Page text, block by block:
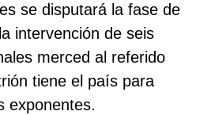
se disputará la fase de
intervención de seis
merced al referido
tiene el país para
exponentes.